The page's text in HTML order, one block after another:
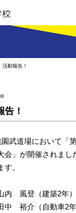
動報告！
！
園武道場において「
会」が開催されまし
。
登（建築2年
裕介（自動車2